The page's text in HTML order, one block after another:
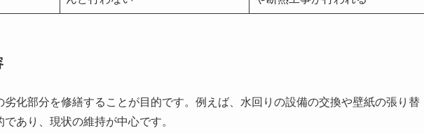
劣化部分を修繕することが目的です。例えば、水回りの設備の交換や壁紙の張り替
あり、現状の維持が中心です。